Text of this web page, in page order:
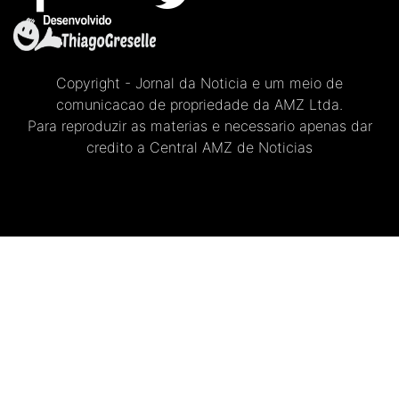
Copyright - Jornal da Noticia e um meio de
comunicacao de propriedade da AMZ Ltda.
Para reproduzir as materias e necessario apenas dar
credito a Central AMZ de Noticias